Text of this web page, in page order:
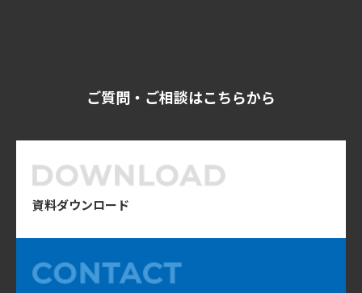
ご質問・ご相談はこちらから
資料ダウンロード